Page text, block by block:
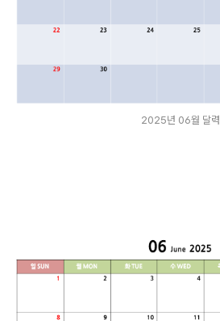
2025년 06월 달력